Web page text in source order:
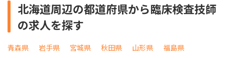
北海道周辺の都道府県から臨床検査技師
の求人を探す
青森県 岩手県 宮城県 秋田県 山形県 福島県